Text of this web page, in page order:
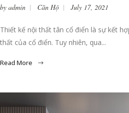
by admin Căn Hộ July 17, 2021
Thiết kế nội thất tân cổ điển là sự kết
thất của cổ điển. Tuy nhiên, qua...
Read More